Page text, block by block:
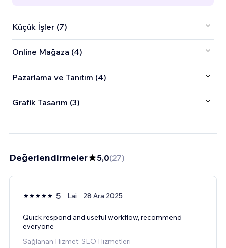
Küçük İşler (7)
Online Mağaza (4)
Pazarlama ve Tanıtım (4)
Grafik Tasarım (3)
Değerlendirmeler 5,0(27)
5 Lai 28 Ara 2025
Quick respond and useful workflow, recommend
everyone
Sağlanan Hizmet: SEO Hizmetleri